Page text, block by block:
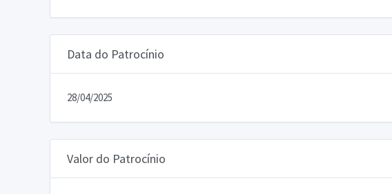
Data do Patrocínio
28/04/2025
Valor do Patrocínio